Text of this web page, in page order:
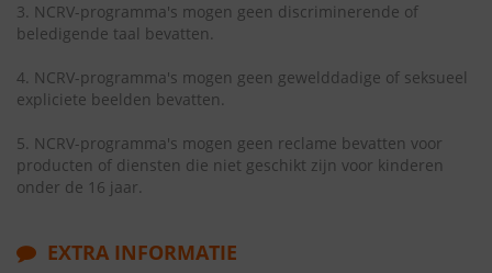
3. NCRV-programma's mogen geen discriminerende of
beledigende taal bevatten.
4. NCRV-programma's mogen geen gewelddadige of seksueel
expliciete beelden bevatten.
5. NCRV-programma's mogen geen reclame bevatten voor
producten of diensten die niet geschikt zijn voor kinderen
onder de 16 jaar.
EXTRA INFORMATIE